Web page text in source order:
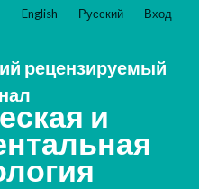
рецензируемый
и
English Русский Вход